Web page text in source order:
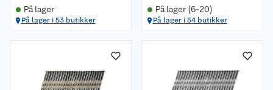
På lager
På lager i 53 butikker
På lager (6-20)
På lager i 54 butikker